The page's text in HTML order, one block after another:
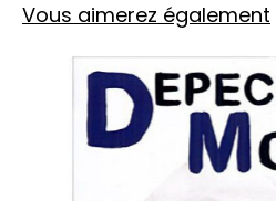
Vous aimerez également